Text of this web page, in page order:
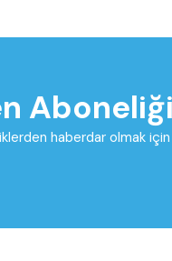
Aboneliği
haberdar olmak